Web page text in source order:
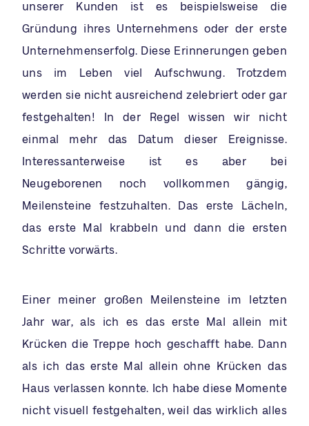
unserer Kunden ist es beispielsweise die
Gründung ihres Unternehmens oder der erste
Unternehmenserfolg. Diese Erinnerungen geben
uns im Leben viel Aufschwung. Trotzdem
werden sie nicht ausreichend zelebriert oder gar
festgehalten! In der Regel wissen wir nicht
einmal mehr das Datum dieser Ereignisse.
Interessanterweise ist es aber bei
Neugeborenen noch vollkommen gängig,
Meilensteine festzuhalten. Das erste Lächeln,
das erste Mal krabbeln und dann die ersten
Schritte vorwärts.
Einer meiner großen Meilensteine im letzten
Jahr war, als ich es das erste Mal allein mit
Krücken die Treppe hoch geschafft habe. Dann
als ich das erste Mal allein ohne Krücken das
Haus verlassen konnte. Ich habe diese Momente
nicht visuell festgehalten, weil das wirklich alles